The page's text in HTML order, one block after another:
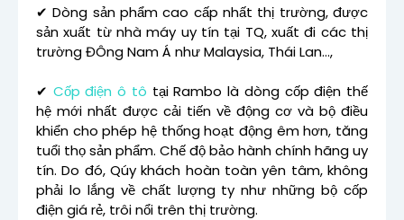
✔ Dòng sản phẩm cao cấp nhất thị trường, được
sản xuất từ nhà máy uy tín tại TQ, xuất đi các thị
trường ĐÔng Nam Á như Malaysia, Thái Lan...,
✔ Cốp điện ô tô tại Rambo là dòng cốp điện thế
hệ mới nhất được cải tiến về động cơ và bộ điều
khiển cho phép hệ thống hoạt động êm hơn, tăng
tuổi thọ sản phẩm. Chế độ bảo hành chính hãng uy
tín. Do đó, Qúy khách hoàn toàn yên tâm, không
phải lo lắng về chất lượng ty như những bộ cốp
điện giá rẻ, trôi nổi trên thị trường.